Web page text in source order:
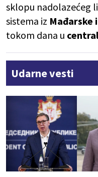
sklopu nadolazećeg
sistema iz Mađarske
tokom dana u
Udarne vesti